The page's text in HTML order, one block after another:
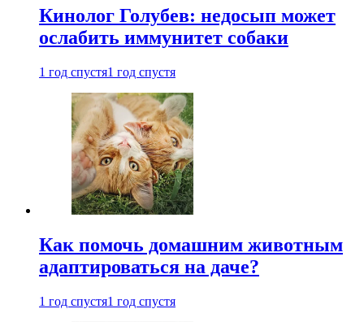
Кинолог Голубев: недосып может
ослабить иммунитет собаки
1 год спустя1 год спустя
Как помочь домашним животным
адаптироваться на даче?
1 год спустя1 год спустя